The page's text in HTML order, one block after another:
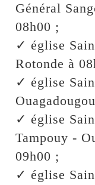
Général
08h00 ;
✓ église
Rotonde à
✓ église
✓ église
Tampouy -
09h00 ;
✓ église